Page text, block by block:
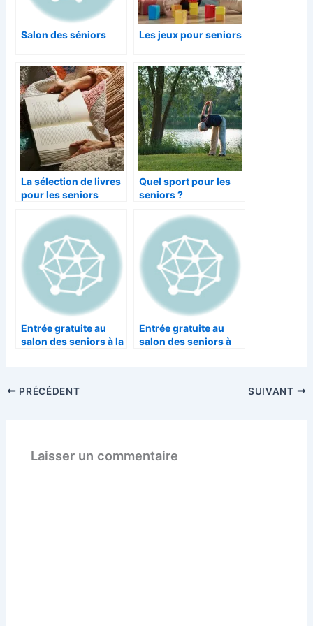
Salon des séniors Les jeux pour seniors
La sélection de livres
pour les seniors
Quel sport pour les
seniors ?
Entrée gratuite au
salon des seniors à la
Entrée gratuite au
salon des seniors à
PRÉCÉDENT SUIVANT
Laisser un commentaire